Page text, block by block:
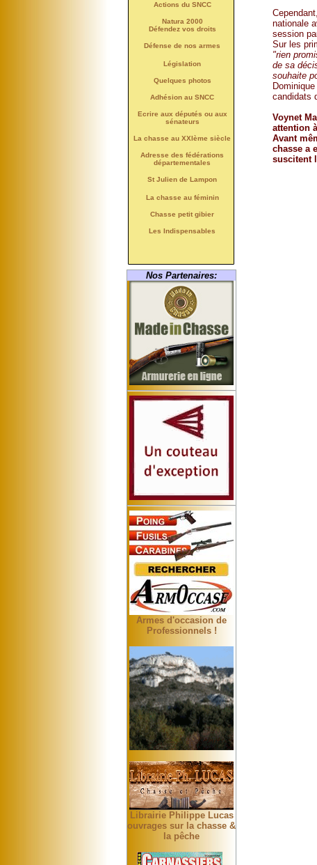
Actions du SNCC
Natura 2000
Défendez vos droits
Défense de nos armes
Législation
Quelques photos
Adhésion au SNCC
Ecrire aux députés ou aux
sénateurs
La chasse au XXIème siècle
Adresse des fédérations
départementales
St Julien de Lampon
La chasse au féminin
Chasse petit gibier
Les Indispensables
Nos Partenaires:
Armes d'occasion de
Professionnels !
Librairie Philippe Lucas
ouvrages sur la chasse &
la pêche
nationale
session
Sur les
"rien
de sa
souhaite
candidats
Voynet
attention
Avant
chasse a
suscitent